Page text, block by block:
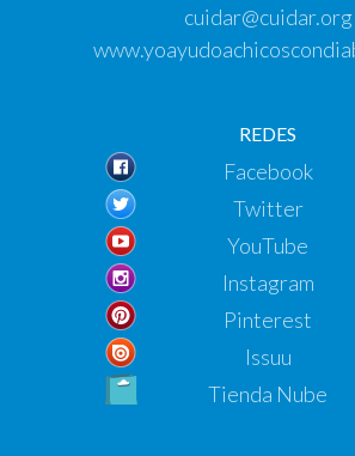
cuidar@cuidar.org
REDES
Facebook
Twitter
YouTube
Instagram
Pinterest
Issuu
Tienda Nube